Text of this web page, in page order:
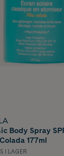
Body Spray
177ml
I LAGER